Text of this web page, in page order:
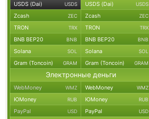
USDS (Dai) USDS USDS (Dai) USDS
Zcash ZEC Zcash ZEC
TRON TRX TRON TRX
BNB BEP20 BNB BNB BEP20 BNB
Solana SOL Solana SOL
Gram (Toncoin) GRAM Gram (Toncoin) GRAM
Электронные деньги
WebMoney WMZ WebMoney WMZ
ЮMoney RUB ЮMoney RUB
PayPal USD PayPal USD